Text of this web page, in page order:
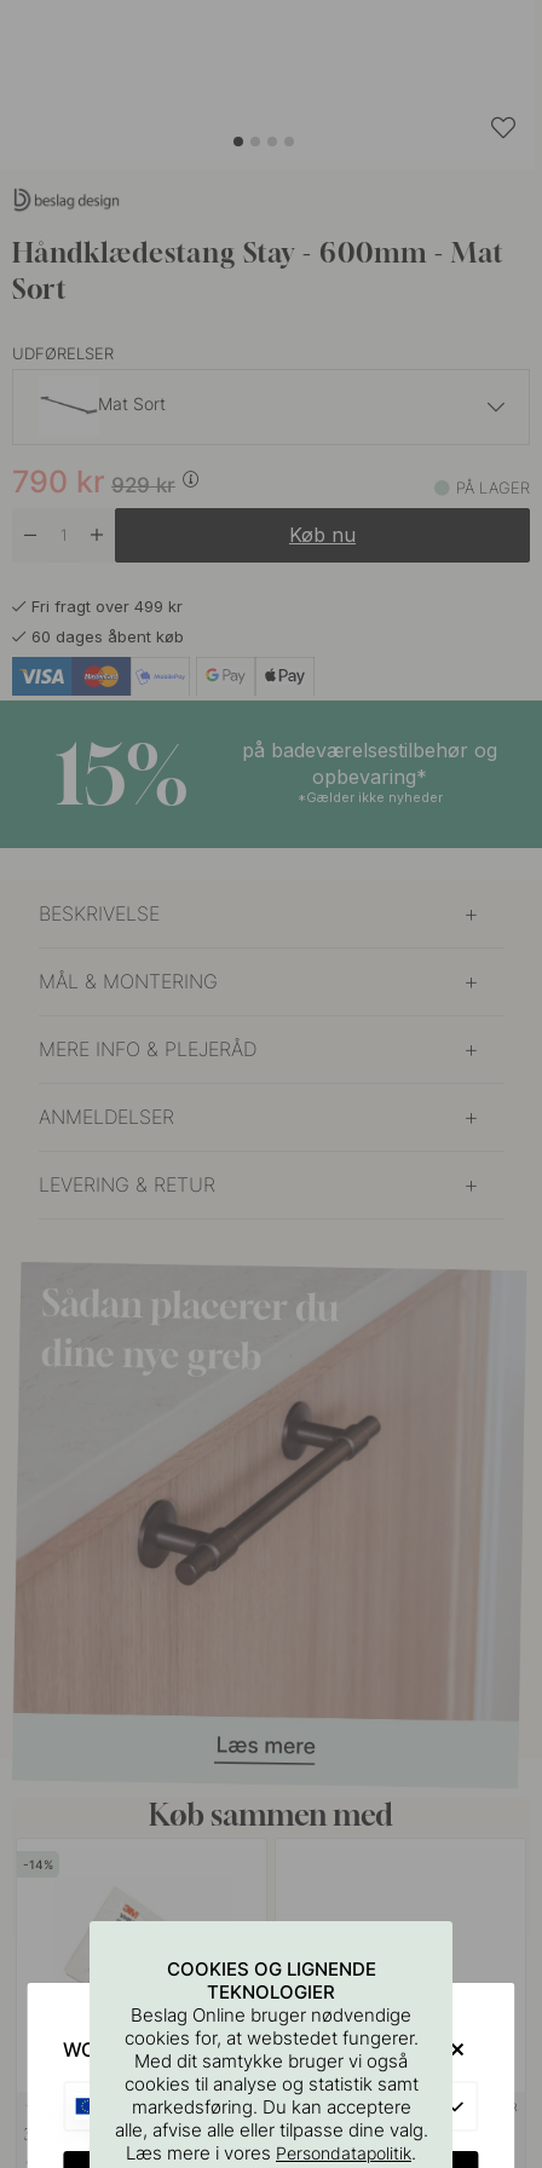
Håndklædestang Stay - 600mm - Mat
Sort
UDFØRELSER
Mat Sort
Rustfrit Stål På lager
929kr
790 kr PÅ LAGER
Køb nu
Fri fragt over 499 kr
60 dages åbent køb
15%
på badeværelsestilbehør og
opbevaring*
*Gælder ikke nyheder
BESKRIVELSE
MÅL & MONTERING
MERE INFO & PLEJERÅD
ANMELDELSER
LEVERING & RETUR
Køb sammen med
14
3M Overfladerengøringsserviet
+ FARVER
Håndklædekrog Stay - Mat Sort
COOKIES OG LIGNENDE
TEKNOLOGIER
Beslag Online bruger nødvendige
cookies for, at webstedet fungerer.
Med dit samtykke bruger vi også
cookies til analyse og statistik samt
markedsføring. Du kan acceptere
alle, afvise alle eller tilpasse dine valg.
Læs mere i vores Persondatapolitik.
WOULD YOU RATHER VISIT?
EU